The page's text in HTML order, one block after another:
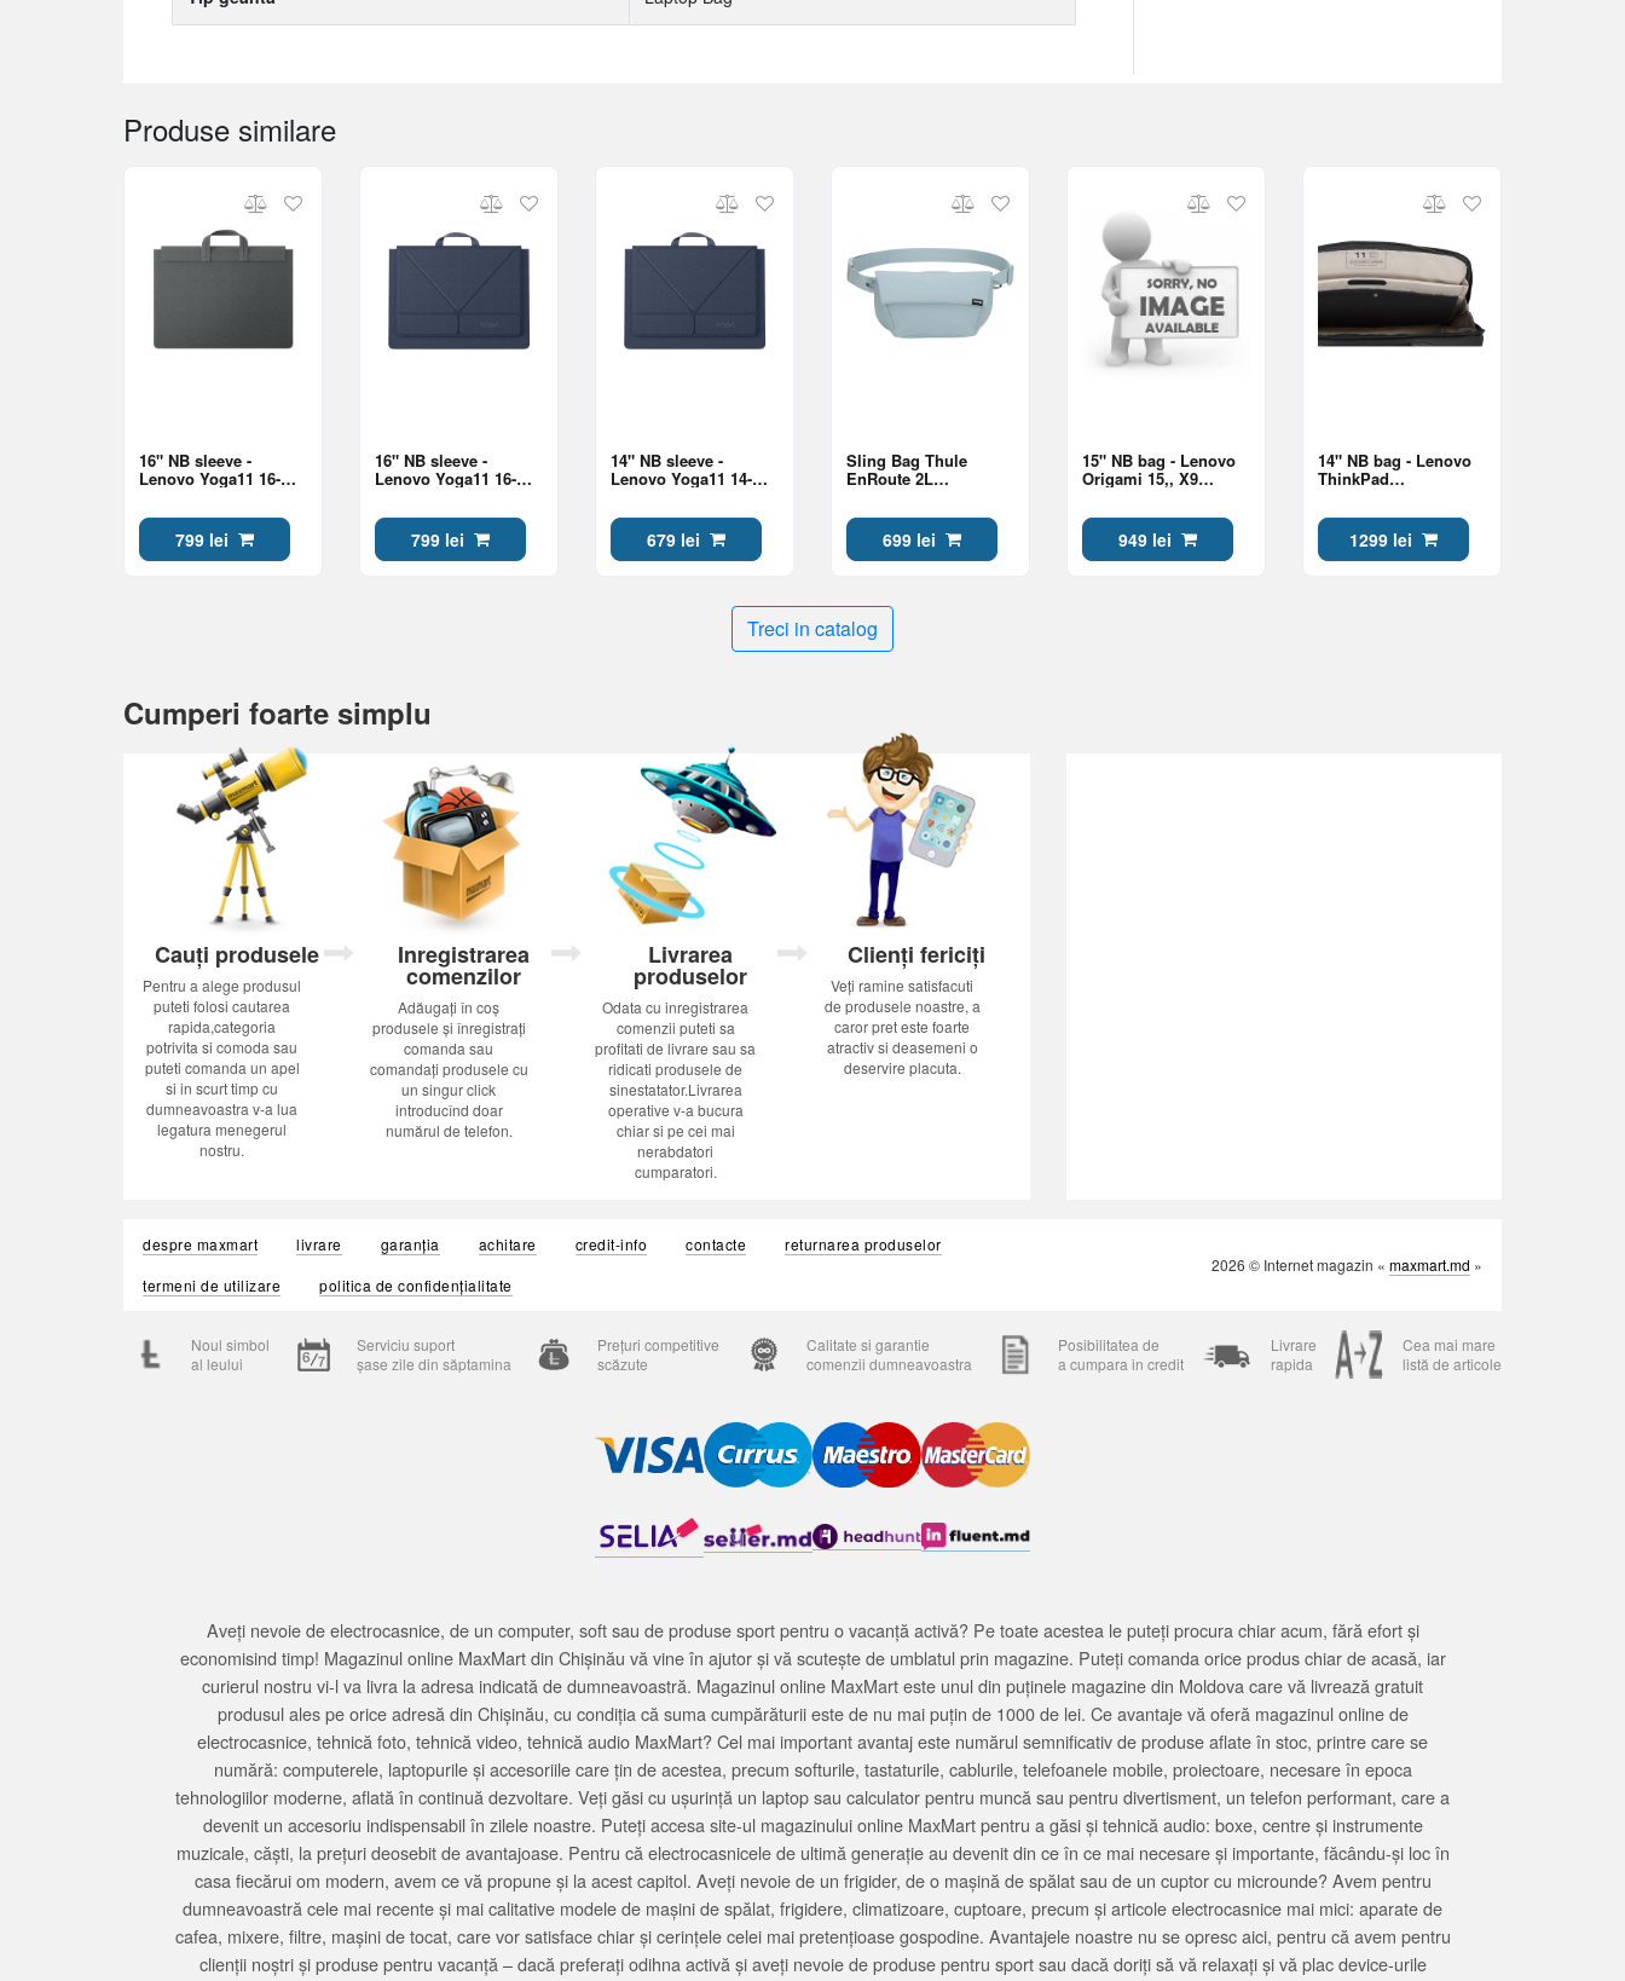
Produse similare
16" NB sleeve -
Lenovo Yoga11 16-
799 lei
16" NB sleeve -
Lenovo Yoga11 16-
799 lei
14" NB sleeve -
Lenovo Yoga11 14-
679 lei
Sling Bag Thule
EnRoute 2L
Soft Blue/Darkest Blue
699 lei
15" NB bag - Lenovo
Origami 15,, X9
949 lei
14" NB bag - Lenovo
ThinkPad
Topload Gen 2
1299 lei
Treci in catalog
Cumperi foarte simplu
Cauți produsele
Pentru a alege produsul
puteti folosi cautarea
rapida,categoria
potrivita si comoda sau
puteti comanda un apel
si in scurt timp cu
dumneavoastra v-a lua
legatura menegerul
nostru.
Inregistrarea
comenzilor
Adăugați în coș
produsele și înregistrați
comanda sau
comandați produsele cu
un singur click
introducînd doar
numărul de telefon.
Livrarea
produselor
Odata cu inregistrarea
comenzii puteti sa
profitati de livrare sau sa
ridicati produsele de
sinestatator.Livrarea
operative v-a bucura
chiar si pe cei mai
nerabdatori
cumparatori.
Clienți fericiți
Veți ramine satisfacuti
de produsele noastre, a
caror pret este foarte
atractiv si deasemeni o
deservire placuta.
despre maxmart livrare garanția achitare credit-info contacte
returnarea produselor
termeni de utilizare
politica de confidențialitate
2026 © Internet magazin « maxmart.md »
Noul simbol
al leului
Serviciu suport
șase zile din săptamina
Prețuri competitive
scăzute
Calitate si garantie
comenzii dumneavoastra
Posibilitatea de
a cumpara in credit
Livrare
rapida
Cea mai mare
listă de articole
Aveți nevoie de electrocasnice, de un computer, soft sau de produse sport pentru o vacanță activă? Pe toate acestea le puteți procura chiar acum, fără efort și
economisind timp! Magazinul online MaxMart din Chișinău vă vine în ajutor și vă scutește de umblatul prin magazine. Puteți comanda orice produs chiar de acasă, iar
curierul nostru vi-l va livra la adresa indicată de dumneavoastră. Magazinul online MaxMart este unul din puținele magazine din Moldova care vă livrează gratuit
produsul ales pe orice adresă din Chișinău, cu condiția că suma cumpărăturii este de nu mai puțin de 1000 de lei. Ce avantaje vă oferă magazinul online de
electrocasnice, tehnică foto, tehnică video, tehnică audio MaxMart? Cel mai important avantaj este numărul semnificativ de produse aflate în stoc, printre care se
numără: computerele, laptopurile și accesoriile care țin de acestea, precum softurile, tastaturile, cablurile, telefoanele mobile, proiectoare, necesare în epoca
tehnologiilor moderne, aflată în continuă dezvoltare. Veți găsi cu ușurință un laptop sau calculator pentru muncă sau pentru divertisment, un telefon performant, care a
devenit un accesoriu indispensabil în zilele noastre. Puteți accesa site-ul magazinului online MaxMart pentru a găsi și tehnică audio: boxe, centre și instrumente
muzicale, căști, la prețuri deosebit de avantajoase. Pentru că electrocasnicele de ultimă generație au devenit din ce în ce mai necesare și importante, făcându-și loc în
casa fiecărui om modern, avem ce vă propune și la acest capitol. Aveți nevoie de un frigider, de o mașină de spălat sau de un cuptor cu microunde? Avem pentru
dumneavoastră cele mai recente și mai calitative modele de mașini de spălat, frigidere, climatizoare, cuptoare, precum și articole electrocasnice mai mici: aparate de
cafea, mixere, filtre, mașini de tocat, care vor satisface chiar și cerințele celei mai pretențioase gospodine. Avantajele noastre nu se opresc aici, pentru că avem pentru
clienții noștri și produse pentru vacanță – dacă preferați odihna activă și aveți nevoie de produse pentru sport sau dacă doriți să vă relaxați și vă plac device-urile